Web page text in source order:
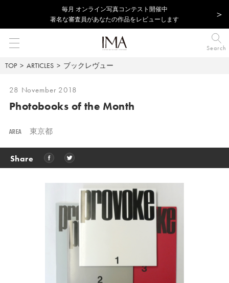
毎⽉ オンライン写真コンテスト開催中
著名な審査員があなたの作品をレビューします
Search
TOP ARTICLES ブックレヴュー
28 November 2018
Photobooks of the Month
AREA 東京都
Share